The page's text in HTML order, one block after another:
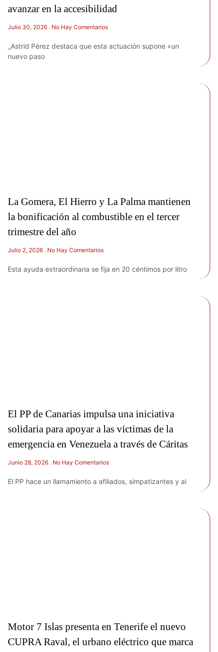
avanzar en la accesibilidad
Julio 30, 2026 No Hay Comentarios
_Astrid Pérez destaca que esta actuación supone «un
nuevo paso
La Gomera, El Hierro y La Palma mantienen
la bonificación al combustible en el tercer
trimestre del año
Julio 2, 2026 No Hay Comentarios
Esta ayuda extraordinaria se fija en 20 céntimos por litro
El PP de Canarias impulsa una iniciativa
solidaria para apoyar a las víctimas de la
emergencia en Venezuela a través de Cáritas
Junio 28, 2026 No Hay Comentarios
El PP hace un llamamiento a afiliados, simpatizantes y al
Motor 7 Islas presenta en Tenerife el nuevo
CUPRA Raval, el urbano eléctrico que marca